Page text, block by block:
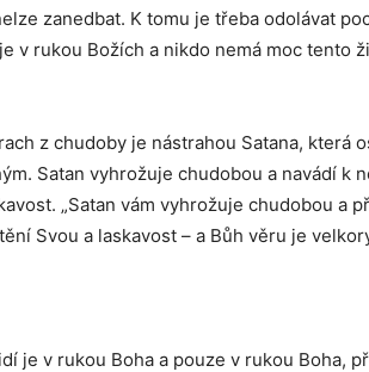
zanedbat. K tomu je třeba odolávat
v rukou Božích a nikdo nemá moc tento
z chudoby je nástrahou Satana, která
Satan vyhrožuje chudobou a navádí k
„Satan vám vyhrožuje chudobou a
Svou a laskavost – a Bůh věru je
je v rukou Boha a pouze v rukou Boha,